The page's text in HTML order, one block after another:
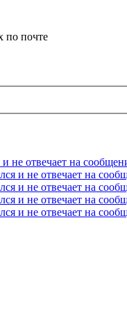
по почте
не отвечает на
и не отвечает на
и не отвечает на
и не отвечает на
и не отвечает на